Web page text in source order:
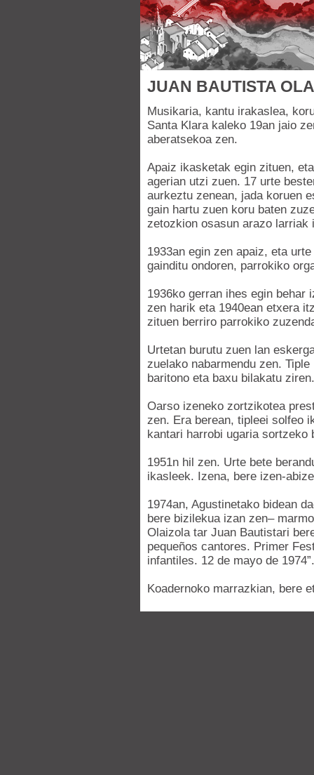
JUAN BAUTISTA
Musikaria, kantu irakaslea,
Santa Klara kaleko 19an jaio
aberatsekoa zen.
Apaiz ikasketak egin zituen,
agerian utzi zuen. 17 urte
aurkeztu zenean, jada koruen
gain hartu zuen koru baten
zetozkion osasun arazo larriak
1933an egin zen apaiz, eta
gainditu ondoren, parrokiko
1936ko gerran ihes egin behar
zen harik eta 1940ean etxera
zituen berriro parrokiko
Urtetan burutu zuen lan
zuelako nabarmendu zen.
baritono eta baxu bilakatu ziren.
Oarso izeneko zortzikotea
zen. Era berean, tipleei solfeo
kantari harrobi ugaria sortzeko
1951n hil zen. Urte bete
ikasleek. Izena, bere izen-
1974an, Agustinetako bidean
bere bizilekua izan zen–
Olaizola tar Juan Bautistari
pequeños cantores. Primer
infantiles. 12 de mayo de 1974”.
Koadernoko marrazkian, bere